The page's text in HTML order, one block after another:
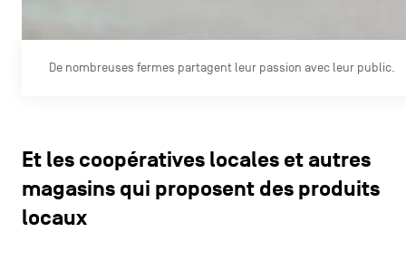
De nombreuses fermes partagent leur passion avec leur public.
Et les coopératives locales et autres
magasins qui proposent des produits
locaux